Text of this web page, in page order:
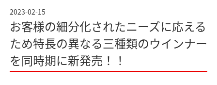
2023-02-15
お客様の細分化されたニーズに応える
ため特長の異なる三種類のウインナー
を同時期に新発売！！